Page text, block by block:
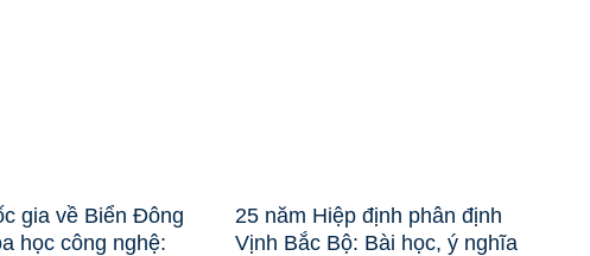
gia về Biển Đông
học công nghệ:
25 năm Hiệp định phân định
Vịnh Bắc Bộ: Bài học, ý nghĩa